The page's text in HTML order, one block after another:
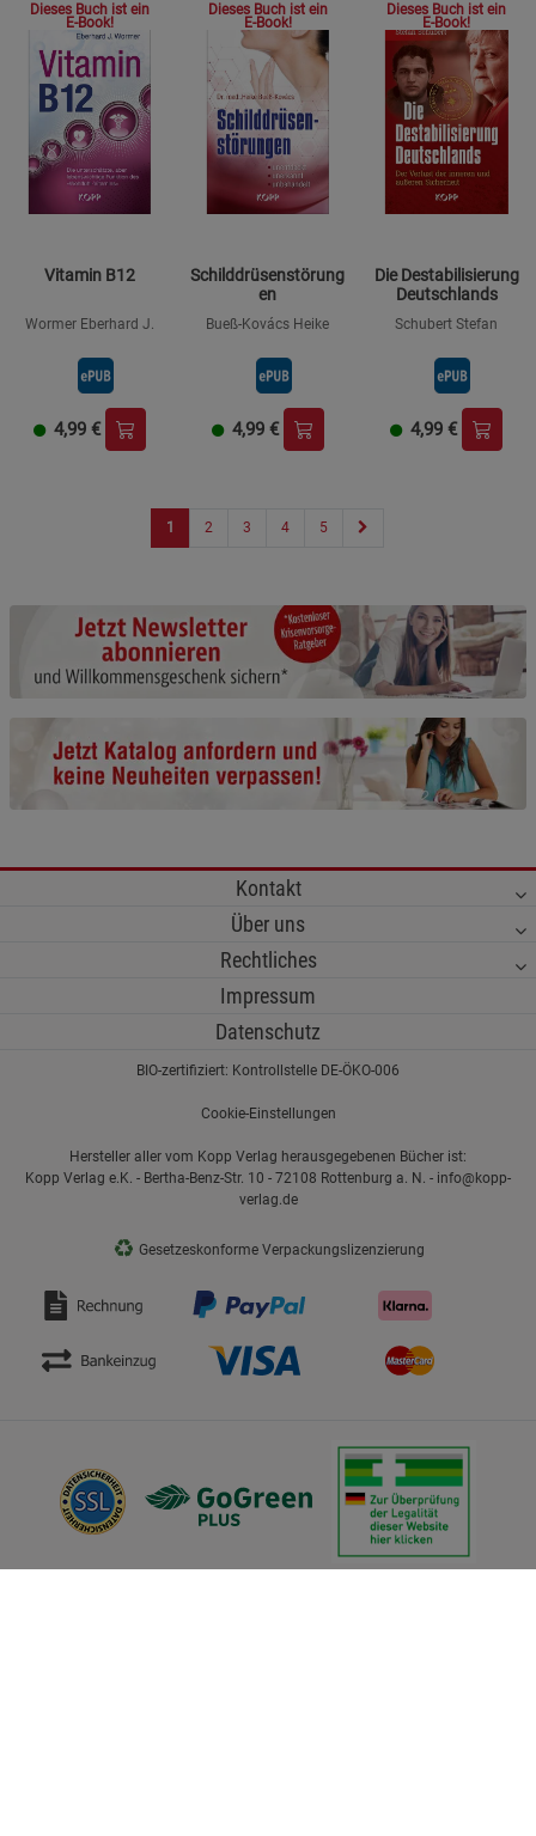
Dieses Buch ist ein
E-Book!
Vitamin B12
Wormer Eberhard J.
4,99 €
Dieses Buch ist ein
E-Book!
Schilddrüsenstörung
en
Bueß-Kovács Heike
4,99 €
Dieses Buch ist ein
E-Book!
Die Destabilisierung
Deutschlands
Schubert Stefan
4,99 €
1 2 3 4 5
Kontakt
Über uns
Rechtliches
Impressum
Datenschutz
BIO-zertifiziert: Kontrollstelle DE-ÖKO-006
Cookie-Einstellungen
Hersteller aller vom Kopp Verlag herausgegebenen Bücher ist:
Kopp Verlag e.K. - Bertha-Benz-Str. 10 - 72108 Rottenburg a. N. - info@kopp-
verlag.de
♻ Gesetzeskonforme Verpackungslizenzierung